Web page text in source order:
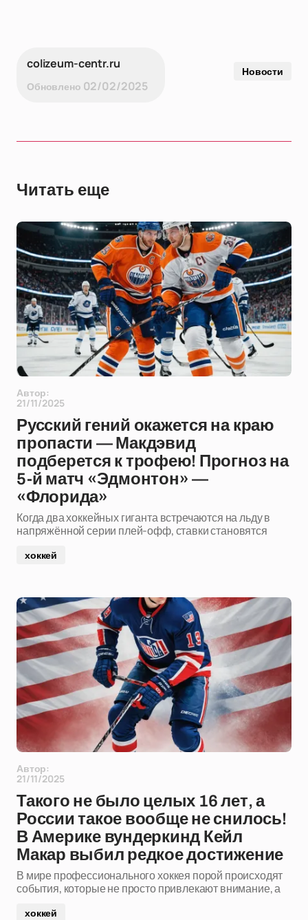
colizeum-centr.ru
Обновлено 02/02/2025
Новости
Читать еще
Автор:
21/11/2025
Русский гений окажется на краю
пропасти — Макдэвид
подберется к трофею! Прогноз на
5-й матч «Эдмонтон» —
«Флорида»
Когда два хоккейных гиганта встречаются на льду в
напряжённой серии плей-офф, ставки становятся
хоккей
Автор:
21/11/2025
Такого не было целых 16 лет, а
России такое вообще не снилось!
В Америке вундеркинд Кейл
Макар выбил редкое достижение
В мире профессионального хоккея порой происходят
события, которые не просто привлекают внимание, а
хоккей